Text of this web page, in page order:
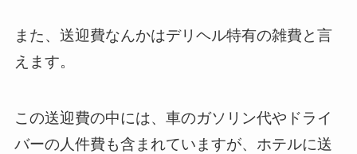
また、送迎費なんかはデリヘル特有の雑費と言
えます。
この送迎費の中には、車のガソリン代やドライ
バーの人件費も含まれていますが、ホテルに送